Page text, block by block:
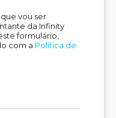
vou ser
da Infinity
formulário,
com a Política de